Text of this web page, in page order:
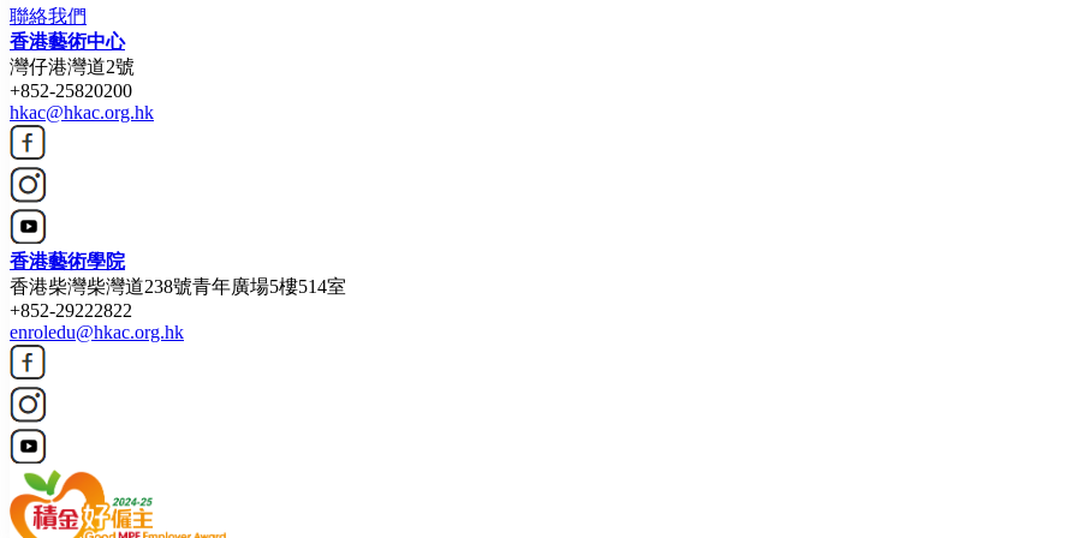
聯絡我們
香港藝術中心
灣仔港灣道2號
+852-25820200
hkac@hkac.org.hk
香港藝術學院
香港柴灣柴灣道238號青年廣場5樓514室
+852-29222822
enroledu@hkac.org.hk